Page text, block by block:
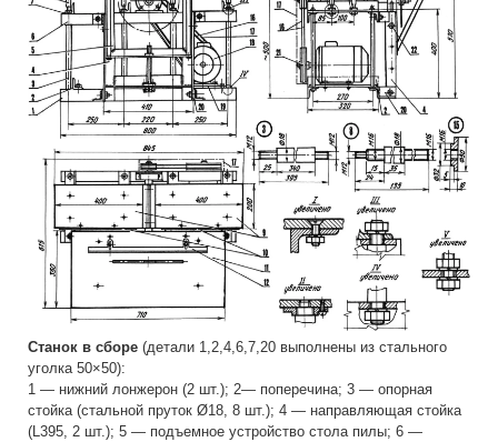
Станок в сборе (детали 1,2,4,6,7,20 выполнены из стального
уголка 50×50):
1 — нижний лонжерон (2 шт.); 2— поперечина; 3 — опорная
стойка (стальной пруток Ø18, 8 шт.); 4 — направляющая стойка
(L395, 2 шт.); 5 — подъемное устройство стола пилы; 6 —